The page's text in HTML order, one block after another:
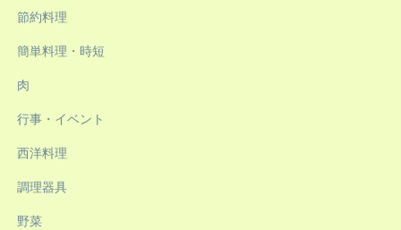
節約料理
簡単料理・時短
肉
行事・イベント
西洋料理
調理器具
野菜